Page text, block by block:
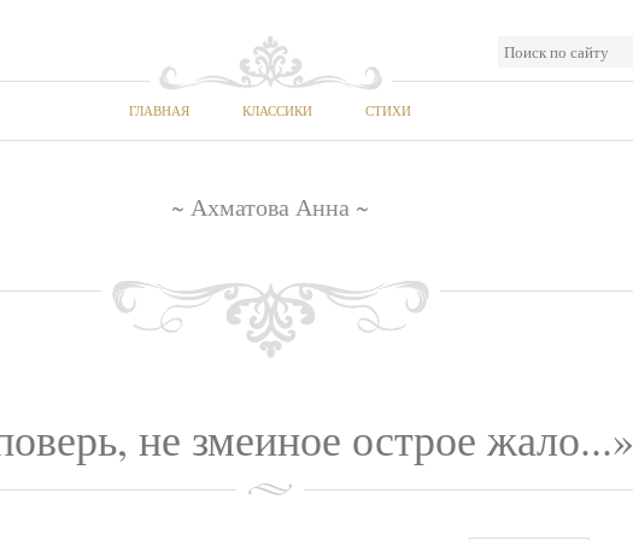
ГЛАВНАЯ КЛАССИКИ СТИХИ
~ Ахматова Анна ~
не змеиное острое жало...»